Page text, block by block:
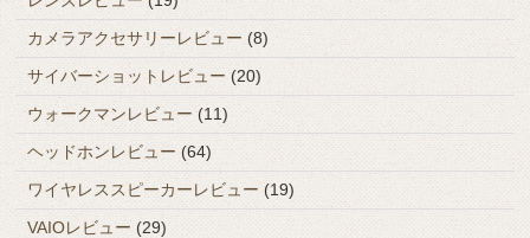
カメラアクセサリーレビュー (8)
サイバーショットレビュー (20)
ウォークマンレビュー (11)
ヘッドホンレビュー (64)
ワイヤレススピーカーレビュー (19)
VAIOレビュー (29)